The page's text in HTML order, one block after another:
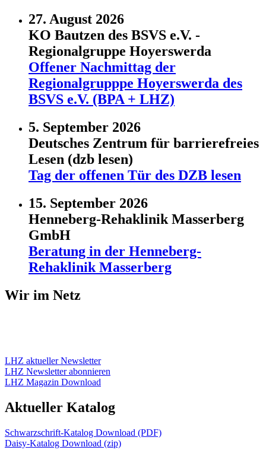
27. August 2026
KO Bautzen des BSVS e.V. -
Regionalgruppe Hoyerswerda
Offener Nachmittag der
Regionalgrupppe Hoyerswerda des
BSVS e.V. (BPA + LHZ)
5. September 2026
Deutsches Zentrum für barrierefreies
Lesen (dzb lesen)
Tag der offenen Tür des DZB lesen
15. September 2026
Henneberg-Rehaklinik Masserberg
GmbH
Beratung in der Henneberg-
Rehaklinik Masserberg
Wir im Netz
LHZ aktueller Newsletter
LHZ Newsletter abonnieren
LHZ Magazin Download
Aktueller Katalog
Schwarzschrift-Katalog Download (PDF)
Daisy-Katalog Download (zip)